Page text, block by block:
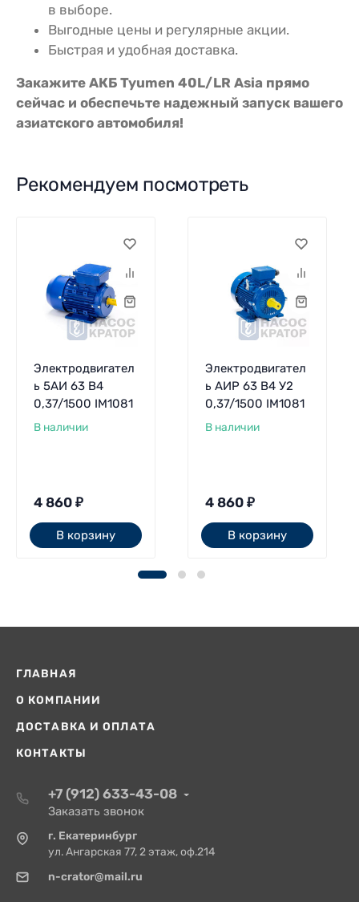
в выборе.
Выгодные цены и регулярные акции.
Быстрая и удобная доставка.
Закажите АКБ Tyumen 40L/LR Asia прямо
сейчас и обеспечьте надежный запуск вашего
азиатского автомобиля!
Рекомендуем посмотреть
Электродвигател
ь 5АИ 63 В4
0,37/1500 IM1081
В наличии
4 860 ₽
В корзину
Электродвигател
ь АИР 63 В4 У2
0,37/1500 IM1081
В наличии
4 860 ₽
В корзину
ГЛАВНАЯ
О КОМПАНИИ
ДОСТАВКА И ОПЛАТА
КОНТАКТЫ
+7 (912) 633-43-08
Заказать звонок
г. Екатеринбург
ул. Ангарская 77, 2 этаж, оф.214
n-crator@mail.ru